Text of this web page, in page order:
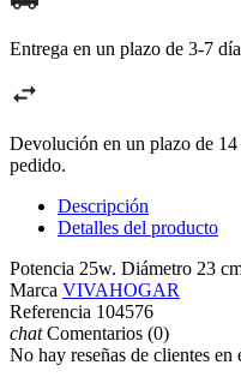
Entrega en un plazo de 3-7
Devolución en un plazo de
pedido.
Descripción
Detalles del producto
Potencia 25w. Diámetro 23
Marca VIVAHOGAR
Referencia 104576
chatComentarios (0)
No hay reseñas de clientes en